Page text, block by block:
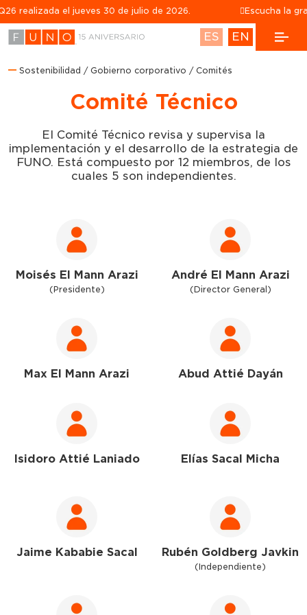
realizada el jueves 30 de julio de 2026. Escucha la
ES EN
Sostenibilidad Gobierno corporativo Comités
Comité Técnico
El Comité Técnico revisa y supervisa la
implementación y el desarrollo de la estrategia de
FUNO. Está compuesto por 12 miembros, de los
cuales 5 son independientes.
Moisés El Mann Arazi
(Presidente)
André El Mann Arazi
(Director General)
Max El Mann Arazi Abud Attié Dayán
Isidoro Attié Laniado Elías Sacal Micha
Jaime Kababie Sacal Rubén Goldberg Javkin
(Independiente)